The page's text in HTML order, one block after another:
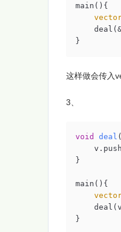
main(){
}
这样做会传入
3、
void deal
}
main(){
}